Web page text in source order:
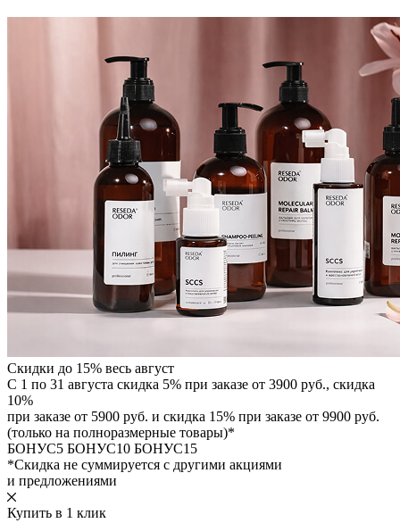
Скидки до 15% весь август
С 1 по 31 августа скидка 5% при заказе от 3900 руб., скидка
10%
при заказе от 5900 руб. и скидка 15% при заказе от 9900 руб.
(только на полноразмерные товары)*
БОНУС5 БОНУС10 БОНУС15
*Скидка не суммируется с другими акциями
и предложениями
Купить в 1 клик